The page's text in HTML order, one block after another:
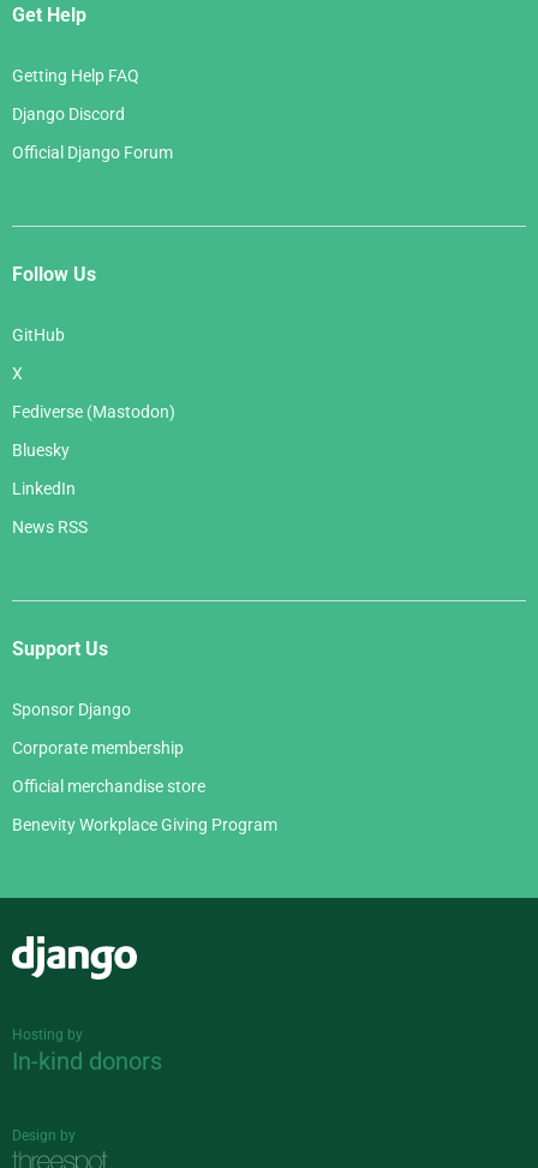
Get Help
Getting Help FAQ
Django Discord
Official Django Forum
Follow Us
GitHub
X
Fediverse (Mastodon)
Bluesky
LinkedIn
News RSS
Support Us
Sponsor Django
Corporate membership
Official merchandise store
Benevity Workplace Giving Program
Hosting by
In-kind donors
Design by